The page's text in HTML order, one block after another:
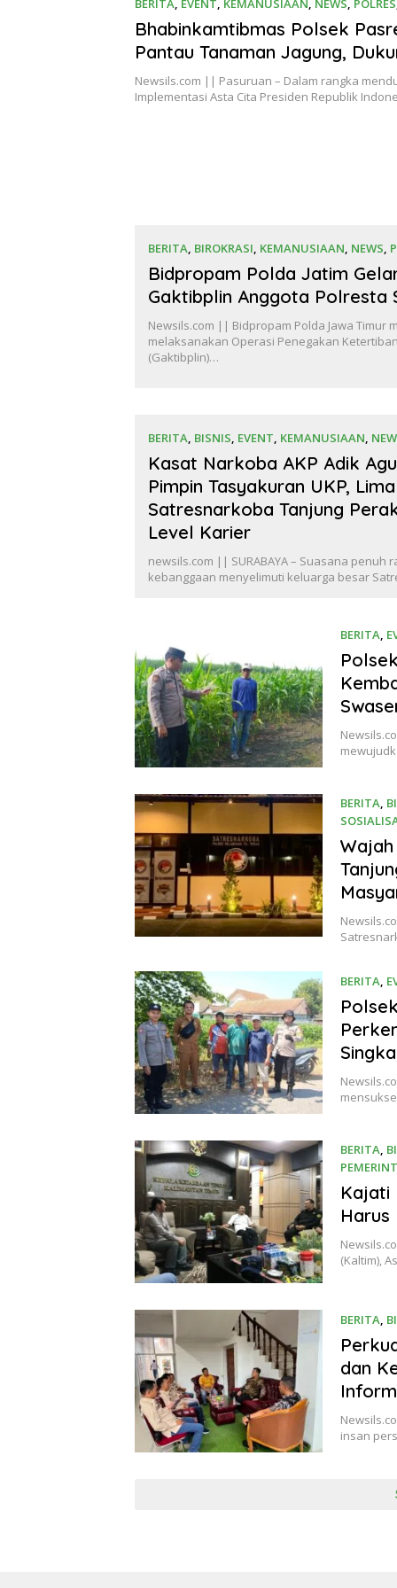
BERITA, EVENT, KEMANUSIAAN, NEWS, POLRES
2026
Bhabinkamtibmas Polsek
Pantau Tanaman Jagung,
Cita Presiden di Bidang
Pangan
Newsils.com || Pasuruan – Dalam rangka
Implementasi Asta Cita Presiden Republik
BERITA, BIROKRASI, KEMANUSIAAN, NEWS,
16 Juli 2026
Bidpropam Polda Jatim
Gaktibplin Anggota Polresta
Newsils.com || Bidpropam Polda Jawa Timur
melaksanakan Operasi Penegakan
(Gaktibplin)…
BERITA, BISNIS, EVENT, KEMANUSIAAN,
Juli 2026
Kasat Narkoba AKP Adik
Pimpin Tasyakuran UKP,
Satresnarkoba Tanjung
Level Karier
newsils.com || SURABAYA – Suasana penuh
kebanggaan menyelimuti keluarga besar
BERITA,
2026
BERITA,
16 Juni
BERITA,
BERITA,
15 Juni
Kajati
Harus
(Kaltim),
BERITA,
dan
insan